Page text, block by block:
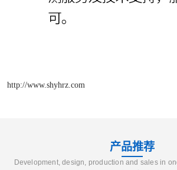
http://www.shyhrz.com
产品推荐
Development, design, production and sales in